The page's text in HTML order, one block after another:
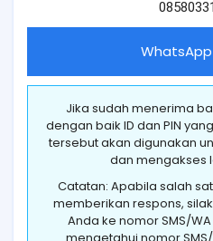
Jika sudah menerima
dengan baik ID dan PIN
tersebut akan digunakan
dan mengakses
Catatan: Apabila salah
memberikan respons,
Anda ke nomor SMS/